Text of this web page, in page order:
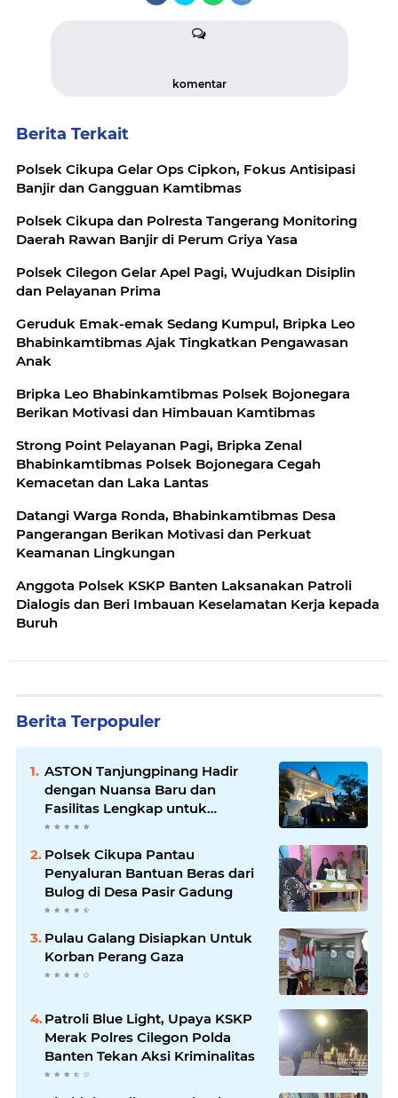
komentar
Berita Terkait
Polsek Cikupa Gelar Ops Cipkon, Fokus Antisipasi
Banjir dan Gangguan Kamtibmas
Polsek Cikupa dan Polresta Tangerang Monitoring
Daerah Rawan Banjir di Perum Griya Yasa
Polsek Cilegon Gelar Apel Pagi, Wujudkan Disiplin
dan Pelayanan Prima
Geruduk Emak-emak Sedang Kumpul, Bripka Leo
Bhabinkamtibmas Ajak Tingkatkan Pengawasan
Anak
Bripka Leo Bhabinkamtibmas Polsek Bojonegara
Berikan Motivasi dan Himbauan Kamtibmas
Strong Point Pelayanan Pagi, Bripka Zenal
Bhabinkamtibmas Polsek Bojonegara Cegah
Kemacetan dan Laka Lantas
Datangi Warga Ronda, Bhabinkamtibmas Desa
Pangerangan Berikan Motivasi dan Perkuat
Keamanan Lingkungan
Anggota Polsek KSKP Banten Laksanakan Patroli
Dialogis dan Beri Imbauan Keselamatan Kerja kepada
Buruh
Berita Terpopuler
ASTON Tanjungpinang Hadir
dengan Nuansa Baru dan
Fasilitas Lengkap untuk
Kenyamanan Tamu
Polsek Cikupa Pantau
Penyaluran Bantuan Beras dari
Bulog di Desa Pasir Gadung
Pulau Galang Disiapkan Untuk
Korban Perang Gaza
Patroli Blue Light, Upaya KSKP
Merak Polres Cilegon Polda
Banten Tekan Aksi Kriminalitas